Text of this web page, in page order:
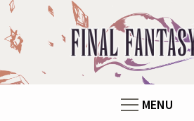
F
n
MENU